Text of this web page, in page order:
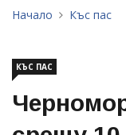
Начало Къс пас
КЪС ПАС